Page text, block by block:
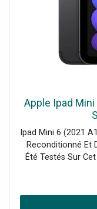
Apple Ipad
Ipad Mini 6 (2021
Reconditionné Et
Été Testés Sur